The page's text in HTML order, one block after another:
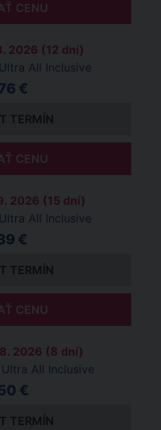
CENU
2026 (12 dní)
Ultra All Inclusive
€
TERMÍN
CENU
2026 (15 dní)
Ultra All Inclusive
€
TERMÍN
CENU
2026 (8 dní)
Ultra All Inclusive
€
TERMÍN